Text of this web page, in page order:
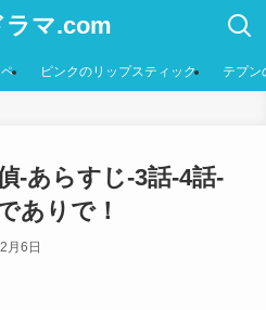
ラマ.com
ピンクのリップスティック テプン
-あらすじ-3話-4話-
ありで！
月6日